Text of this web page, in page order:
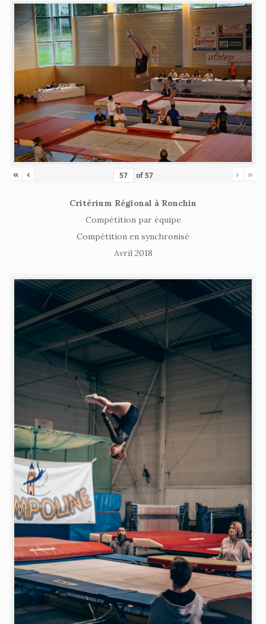
« ‹ of57 › »
Critérium Régional à Ronchin
Compétition par équipe
Compétition en synchronisé
Avril 2018